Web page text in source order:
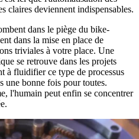
claires deviennent indispensables.
dans le piège du bike-
dans la mise en place de
triviales à votre place. Une
se retrouve dans les projets
à fluidifier ce type de processus
une bonne fois pour toutes.
l'humain peut enfin se concentrer